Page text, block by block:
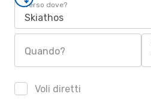
Verso dove?
Skiathos
Quando?
Voli diretti